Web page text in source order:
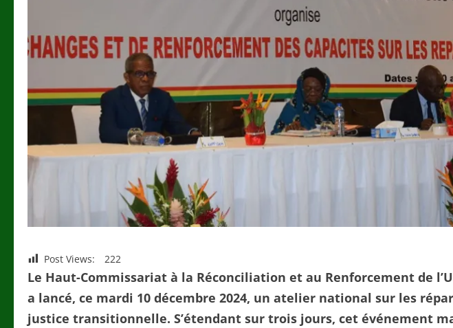
Post Views: 222
Le Haut-Commissariat à la Réconciliation et au Renforcement de
a lancé, ce mardi 10 décembre 2024, un atelier national sur les
justice transitionnelle. S’étendant sur trois jours, cet événement